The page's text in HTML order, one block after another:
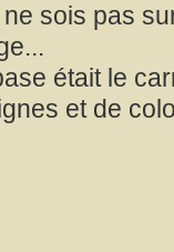
sois pas
était le
et de